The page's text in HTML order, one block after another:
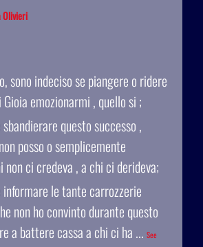
Olivieri
sono indeciso se piangere o ridere
emozionarmi , quello si ;
questo successo ,
posso o semplicemente
ci credeva , a chi ci derideva;
informare le tante carrozzerie
non ho convinto durante questo
a battere cassa a chi ci ha ... See